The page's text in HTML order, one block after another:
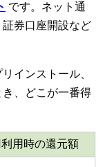
です。ネット通
券口座開設など
インストール、
、どこが一番得
用時の還元額